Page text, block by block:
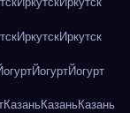
ИркутскИркутск
ЙогуртЙогурт
КазаньКазаньКазань